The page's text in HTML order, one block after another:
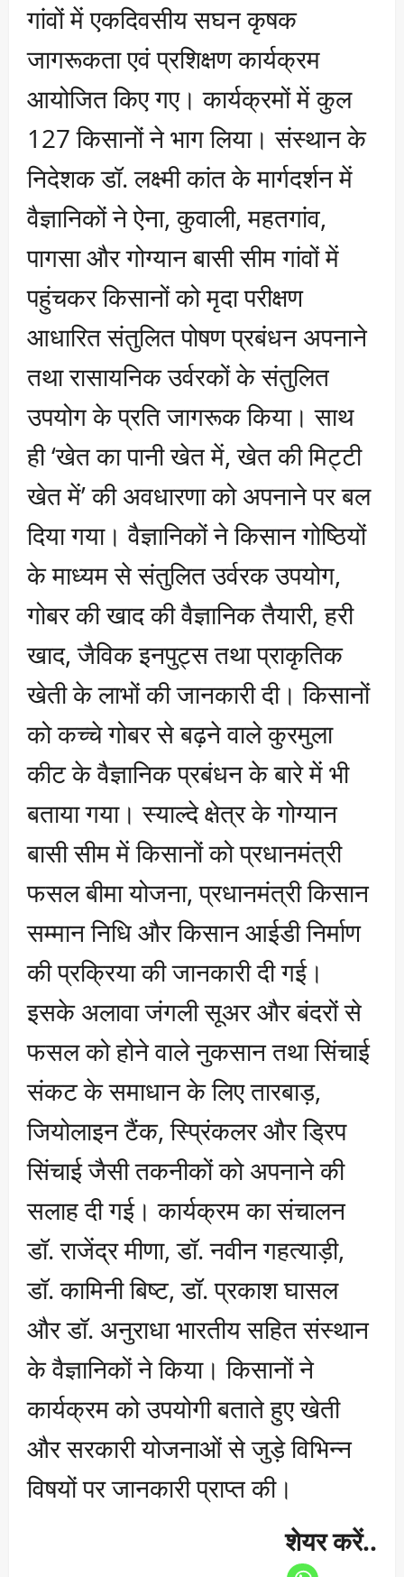
गांवों में एकदिवसीय सघन कृषक
जागरूकता एवं प्रशिक्षण कार्यक्रम
आयोजित किए गए। कार्यक्रमों में कुल
127 किसानों ने भाग लिया। संस्थान के
निदेशक डॉ. लक्ष्मी कांत के मार्गदर्शन में
वैज्ञानिकों ने ऐना, कुवाली, महतगांव,
पागसा और गोग्यान बासी सीम गांवों में
पहुंचकर किसानों को मृदा परीक्षण
आधारित संतुलित पोषण प्रबंधन अपनाने
तथा रासायनिक उर्वरकों के संतुलित
उपयोग के प्रति जागरूक किया। साथ
ही ‘खेत का पानी खेत में, खेत की मिट्टी
खेत में’ की अवधारणा को अपनाने पर बल
दिया गया। वैज्ञानिकों ने किसान गोष्ठियों
के माध्यम से संतुलित उर्वरक उपयोग,
गोबर की खाद की वैज्ञानिक तैयारी, हरी
खाद, जैविक इनपुट्स तथा प्राकृतिक
खेती के लाभों की जानकारी दी। किसानों
को कच्चे गोबर से बढ़ने वाले कुरमुला
कीट के वैज्ञानिक प्रबंधन के बारे में भी
बताया गया। स्याल्दे क्षेत्र के गोग्यान
बासी सीम में किसानों को प्रधानमंत्री
फसल बीमा योजना, प्रधानमंत्री किसान
सम्मान निधि और किसान आईडी निर्माण
की प्रक्रिया की जानकारी दी गई।
इसके अलावा जंगली सूअर और बंदरों से
फसल को होने वाले नुकसान तथा सिंचाई
संकट के समाधान के लिए तारबाड़,
जियोलाइन टैंक, स्प्रिंकलर और ड्रिप
सिंचाई जैसी तकनीकों को अपनाने की
सलाह दी गई। कार्यक्रम का संचालन
डॉ. राजेंद्र मीणा, डॉ. नवीन गहत्याड़ी,
डॉ. कामिनी बिष्ट, डॉ. प्रकाश घासल
और डॉ. अनुराधा भारतीय सहित संस्थान
के वैज्ञानिकों ने किया। किसानों ने
कार्यक्रम को उपयोगी बताते हुए खेती
और सरकारी योजनाओं से जुड़े विभिन्न
विषयों पर जानकारी प्राप्त की।
शेयर करें..